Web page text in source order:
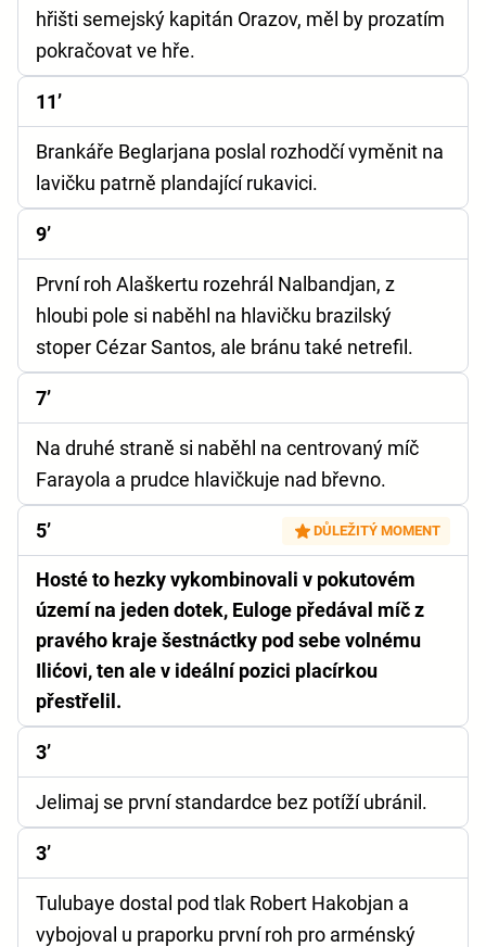
hřišti semejský kapitán Orazov, měl by prozatím
pokračovat ve hře.
11’
Brankáře Beglarjana poslal rozhodčí vyměnit na
lavičku patrně plandající rukavici.
9’
První roh Alaškertu rozehrál Nalbandjan, z
hloubi pole si naběhl na hlavičku brazilský
stoper Cézar Santos, ale bránu také netrefil.
7’
Na druhé straně si naběhl na centrovaný míč
Farayola a prudce hlavičkuje nad břevno.
5’ DŮLEŽITÝ MOMENT
Hosté to hezky vykombinovali v pokutovém
území na jeden dotek, Euloge předával míč z
pravého kraje šestnáctky pod sebe volnému
Ilićovi, ten ale v ideální pozici placírkou
přestřelil.
3’
Jelimaj se první standardce bez potíží ubránil.
3’
Tulubaye dostal pod tlak Robert Hakobjan a
vybojoval u praporku první roh pro arménský